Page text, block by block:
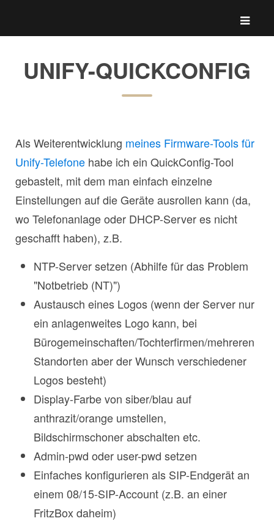
UNIFY-QUICKCONFIG
Als Weiterentwicklung meines Firmware-Tools für
Unify-Telefone habe ich ein QuickConfig-Tool
gebastelt, mit dem man einfach einzelne
Einstellungen auf die Geräte ausrollen kann (da,
wo Telefonanlage oder DHCP-Server es nicht
geschafft haben), z.B.
NTP-Server setzen (Abhilfe für das Problem
"Notbetrieb (NT)")
Austausch eines Logos (wenn der Server nur
ein anlagenweites Logo kann, bei
Bürogemeinschaften/Tochterfirmen/mehreren
Standorten aber der Wunsch verschiedener
Logos besteht)
Display-Farbe von siber/blau auf
anthrazit/orange umstellen,
Bildschirmschoner abschalten etc.
Admin-pwd oder user-pwd setzen
Einfaches konfigurieren als SIP-Endgerät an
einem 08/15-SIP-Account (z.B. an einer
FritzBox daheim)